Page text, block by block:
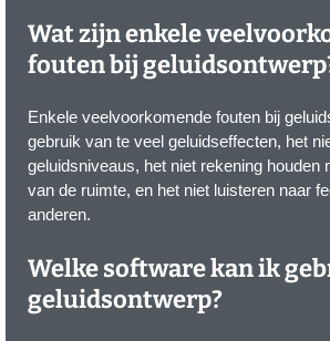
Wat zijn enkele
fouten bij
Enkele veelvoorkomende fouten bij
gebruik van te veel geluidseffecten, het
geluidsniveaus, het niet rekening houden
van de ruimte, en het niet luisteren naar
anderen.
Welke software kan ik
geluidsontwerp?